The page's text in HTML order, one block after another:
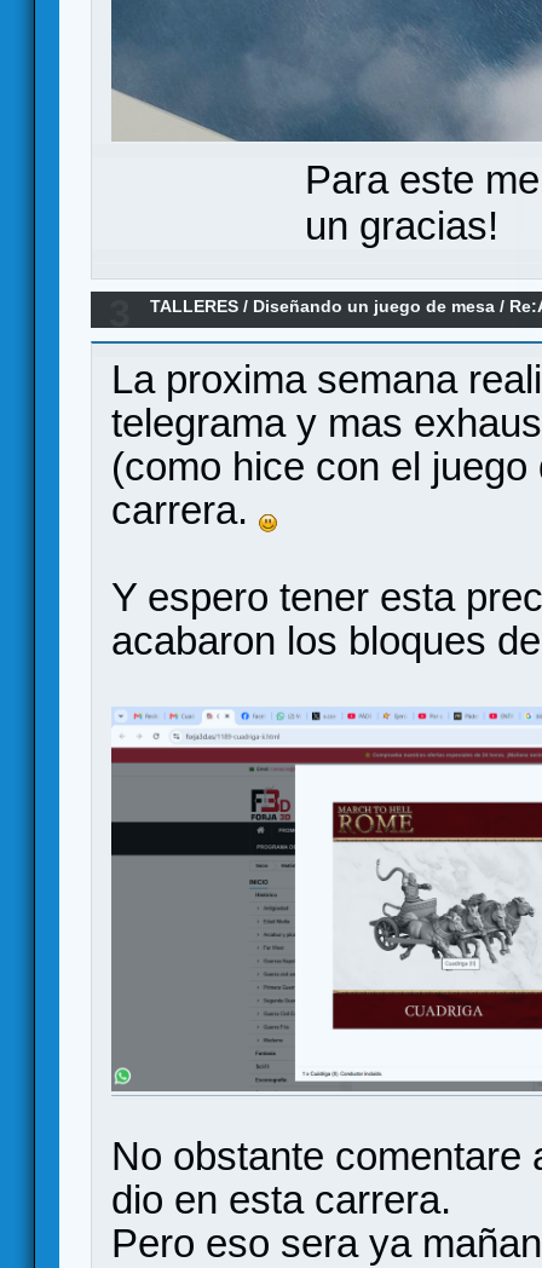
Para este
un gracias!
TALLERES / Diseñando un juego de mesa /
La proxima semana
telegrama y mas
(como hice con el
carrera.
Y espero tener esta
acabaron los bloques
No obstante comentare
dio en esta carrera.
Pero eso sera ya